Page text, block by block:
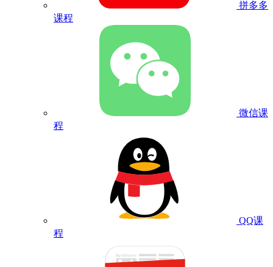
拼多多
课程
微信课
程
QQ课
程